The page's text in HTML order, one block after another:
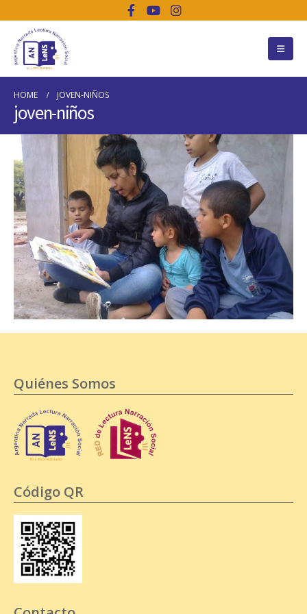
HOME JOVEN-NIÑOS
joven-niños
Quiénes Somos
Código QR